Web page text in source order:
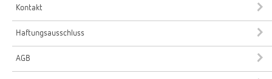
Kontakt
Haftungsausschluss
AGB